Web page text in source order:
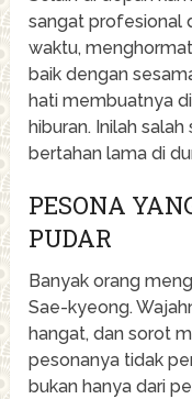
sangat profesional
waktu,
baik dengan
hati membuatnya
hiburan. Inilah
bertahan lama di
PESONA
PUDAR
Banyak orang
Sae-kyeong.
hangat, dan sorot
pesonanya tidak
bukan hanya dari